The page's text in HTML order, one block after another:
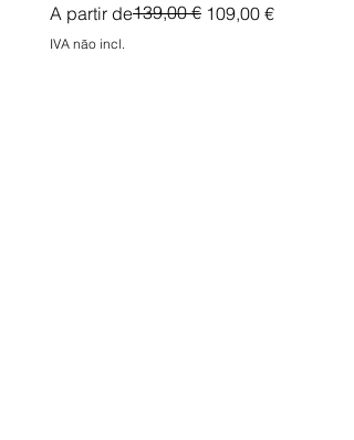
A partir de
Preço normal139,00 € 109,00 €
Preço promocional
IVA não incl.